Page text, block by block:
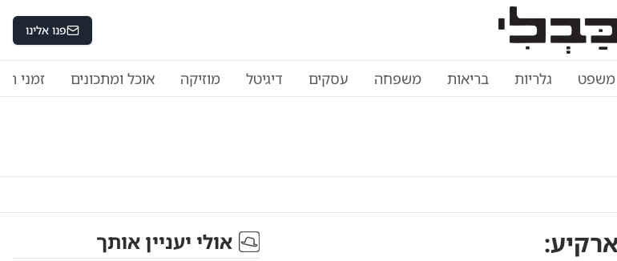
פנו אלינו
משפט גלריות בריאות משפחה עסקים דיגיטל מוזיקה אוכל ומתכונים זמני
: אולי יעניין אותך